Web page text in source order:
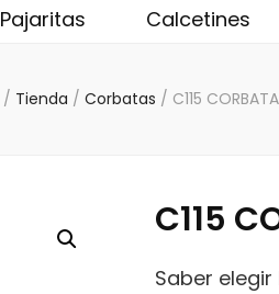
Pajaritas Calcetines
/ Tienda / Corbatas / C115
C115
Saber